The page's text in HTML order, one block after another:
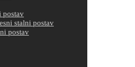
postav
stalni postav
postav